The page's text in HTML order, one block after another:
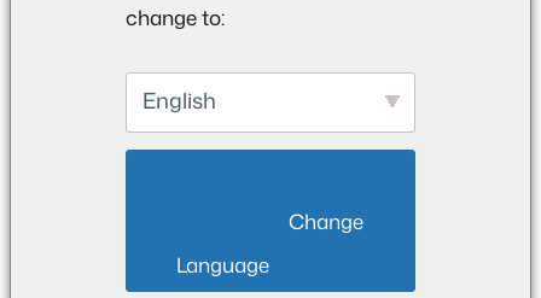
change to:
English
Language